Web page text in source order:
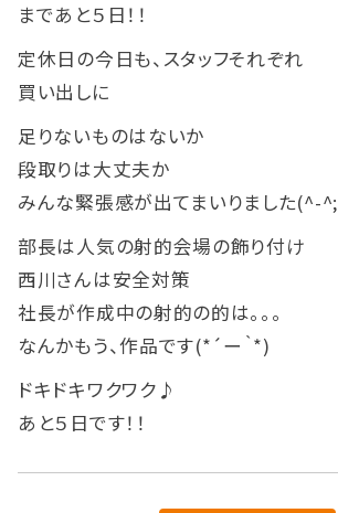
まであと５日！！
定休日の今日も、スタッフそれぞれ
買い出しに
足りないものはないか
段取りは大丈夫か
みんな緊張感が出てまいりました(^-^;
部長は人気の射的会場の飾り付け
西川さんは安全対策
社長が作成中の射的の的は。。。
なんかもう、作品です(*´ー｀*)
ドキドキワクワク♪
あと５日です！！